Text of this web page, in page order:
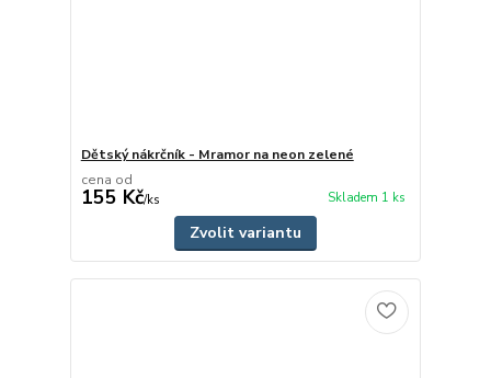
Dětský nákrčník - Mramor na neon zelené
cena od
155 Kč/ks Skladem 1 ks
Zvolit variantu